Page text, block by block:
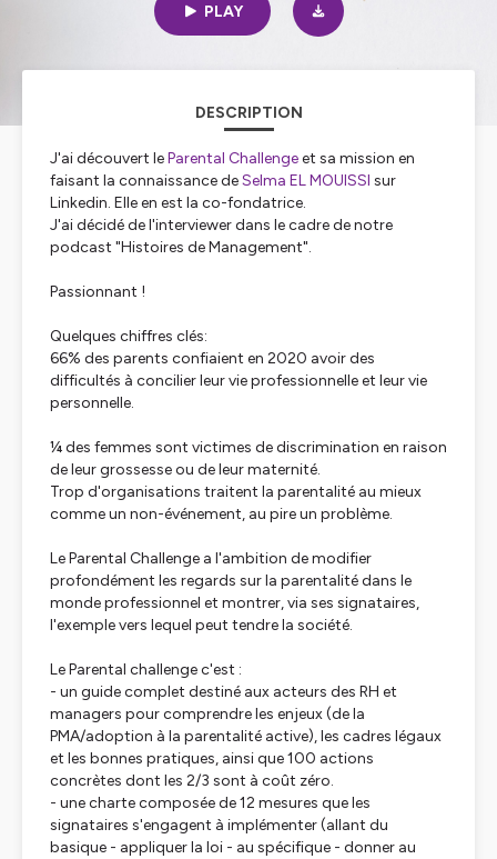
PLAY
DESCRIPTION
J'ai découvert leParental Challengeet sa mission en
faisant la connaissance deSelma EL MOUISSI sur
Linkedin. Elle en est la co-fondatrice.
J'ai décidé de l'interviewer dans le cadre de notre
podcast "Histoires de Management".
Passionnant !
Quelques chiffres clés:
66% des parents confiaient en 2020 avoir des
difficultés à concilier leur vie professionnelle et leur vie
personnelle.
¼ des femmes sont victimes de discrimination en raison
de leur grossesse ou de leur maternité.
Trop d'organisations traitent la parentalité au mieux
comme un non-événement, au pire un problème.
Le Parental Challenge a l'ambition de modifier
profondément les regards sur la parentalité dans le
monde professionnel et montrer, via ses signataires,
l'exemple vers lequel peut tendre la société.
Le Parental challenge c'est :
- un guide complet destiné aux acteurs des RH et
managers pour comprendre les enjeux (de la
PMA/adoption à la parentalité active), les cadres légaux
et les bonnes pratiques, ainsi que 100 actions
concrètes dont les 2/3 sont à coût zéro.
- une charte composée de 12 mesures que les
signataires s'engagent à implémenter (allant du
basique - appliquer la loi - au spécifique - donner au